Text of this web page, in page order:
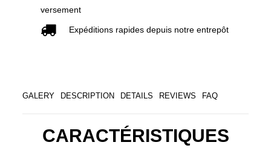
versement
Expéditions rapides depuis notre entrepôt
GALERY DESCRIPTION DETAILS REVIEWS FAQ
CARACTÉRISTIQUES